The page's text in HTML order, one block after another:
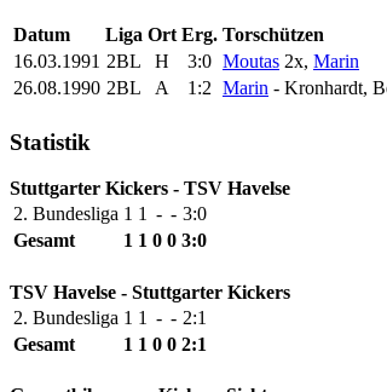
Datum Liga Ort Erg. Torschützen
16.03.1991 2BL H 3:0 Moutas 2x, Marin
26.08.1990 2BL A 1:2 Marin - Kronhardt,
Statistik
Stuttgarter Kickers - TSV Havelse
2. Bundesliga 1 1 - - 3:0
Gesamt
1 1 0 0 3:0
TSV Havelse - Stuttgarter Kickers
2. Bundesliga 1 1 - - 2:1
Gesamt
1 1 0 0 2:1